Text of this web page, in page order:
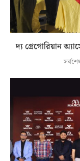
দ্য গ্রেগোরিয়ান